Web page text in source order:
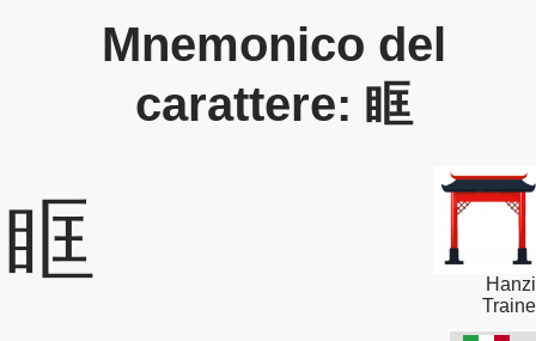
Mnemonico del
carattere: 眶
眶